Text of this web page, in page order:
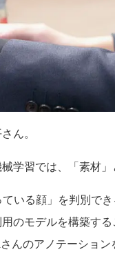
ん。
械学習では、「素材
いる顔」を判別で
のモデルを構築す
んのアノテーショ